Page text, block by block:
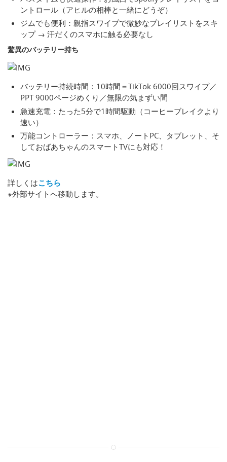
ントロール（アヒルの相棒と一緒にどうぞ）
ジムでも便利：親指スワイプで微妙なプレイリストをスキ
ップ → 汗だくのスマホに触る必要なし
驚異のバッテリー持ち
バッテリー持続時間：10時間＝TikTok 6000回スワイプ／
PPT 9000ページめくり／無限の気まずい間
急速充電：たった5分で1時間駆動（コーヒーブレイクより
速い）
万能コントローラー：スマホ、ノートPC、タブレット、そ
しておばあちゃんのスマートTVにも対応！
詳しくはこちら
※外部サイトへ移動します。